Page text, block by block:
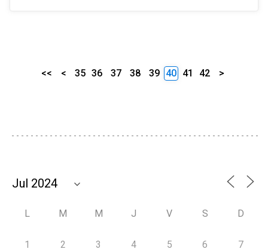
<< < 35 36 37 38 39 40 41 42 >
L M M J V S D
1 2 3 4 5 6 7